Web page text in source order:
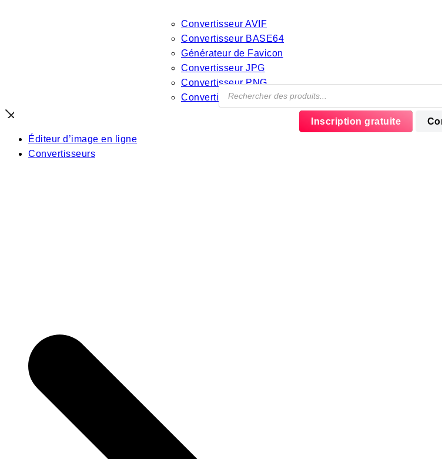
Convertisseur AVIF
Convertisseur BASE64
Générateur de Favicon
Convertisseur JPG
Convertisseur PNG
Convertisseur WEBP
Inscription gratuite
Recherche
de
produits
Éditeur d’image en ligne
Convertisseurs